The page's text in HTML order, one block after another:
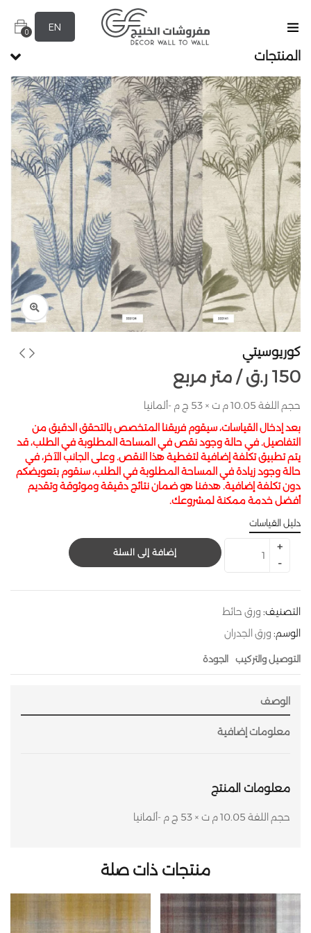
EN
0
المنتجات
كوريوسيتي
متر مربع / 150 ر.ق
حجم اللفة 10.05 م ت × 53 ج م -ألمانيا
بعد إدخال القياسات، سيقوم فريقنا المتخصص بالتحقق الدقيق من
التفاصيل. في حالة وجود نقص في المساحة المطلوبة في الطلب، قد
يتم تطبيق تكلفة إضافية لتغطية هذا النقص. وعلى الجانب الآخر، في
حالة وجود زيادة في المساحة المطلوبة في الطلب، سنقوم بتعويضكم
دون تكلفة إضافية. هدفنا هو ضمان نتائج دقيقة وموثوقة وتقديم
أفضل خدمة ممكنة لمشروعك.
دليل القياسات
إضافة إلى السلة
التصنيف: ورق حائط
الوسم: ورق الجدران
التوصيل والتركيب الجودة
الوصف
معلومات إضافية
معلومات المنتج
حجم اللفة 10.05 م ت × 53 ج م -ألمانيا
منتجات ذات صلة